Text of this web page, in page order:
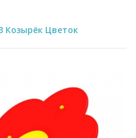
Козырёк Цветок